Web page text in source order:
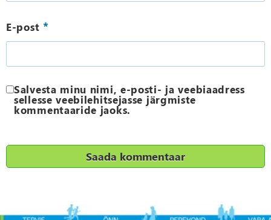
E-post *
Salvesta minu nimi, e-posti- ja veebiaadress
sellesse veebilehitsejasse järgmiste
kommentaaride jaoks.